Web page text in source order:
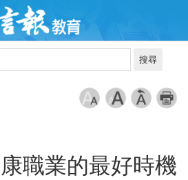
搜尋
職業的最好時機